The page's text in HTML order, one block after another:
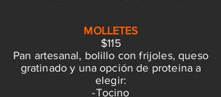
MOLLETES
$115
Pan artesanal, bolillo con frijoles, queso
gratinado y una opción de proteina a
elegir:
-Tocino